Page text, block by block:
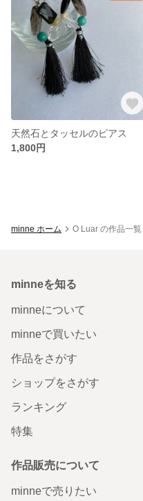
天然石とタッセルのピアス
1,800円
minne ホーム O Luar の作品一覧
minneを知る
minneについて
minneで買いたい
作品をさがす
ショップをさがす
ランキング
特集
作品販売について
minneで売りたい